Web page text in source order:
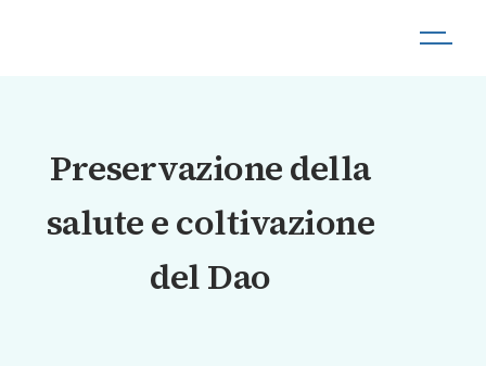
Preservazione della
salute e coltivazione
del Dao